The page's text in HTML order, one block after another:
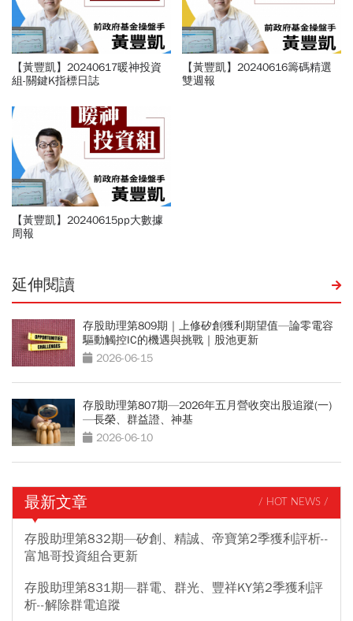
【黃豐凱】20240617暖神投資
組-關鍵K指標日誌
【黃豐凱】20240616籌碼精選
雙週報
【黃豐凱】20240615pp大數據
周報
延伸閱讀
存股助理第809期｜上修矽創獲利期望值—論零電容
驅動觸控IC的機遇與挑戰｜股池更新
2026-06-15
存股助理第807期—2026年五月營收突出股追蹤(一)
—長榮、群益證、神基
2026-06-10
最新文章 / HOT NEWS /
存股助理第832期—矽創、精誠、帝寶第2季獲利評析--
富旭哥投資組合更新
存股助理第831期—群電、群光、豐祥KY第2季獲利評
析--解除群電追蹤